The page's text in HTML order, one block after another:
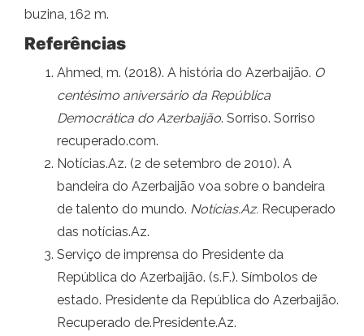
buzina, 162 m.
Referências
Ahmed, m. (2018). A história do Azerbaijão. O
centésimo aniversário da República
Democrática do Azerbaijão. Sorriso. Sorriso
recuperado.com.
Notícias.Az. (2 de setembro de 2010). A
bandeira do Azerbaijão voa sobre o bandeira
de talento do mundo. Notícias.Az. Recuperado
das notícias.Az.
Serviço de imprensa do Presidente da
República do Azerbaijão. (s.F.). Símbolos de
estado. Presidente da República do Azerbaijão.
Recuperado de.Presidente.Az.